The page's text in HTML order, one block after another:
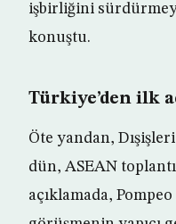
işbirliğini
konuştu.
Türkiye’den ilk
Öte yandan,
dün, ASEAN
açıklamada,